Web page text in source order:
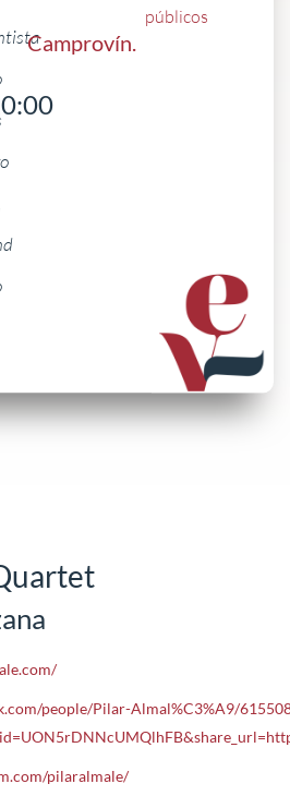
Camprovín.
públicos
people/Pilar-Almal%C3%A9/
pilaralmale/